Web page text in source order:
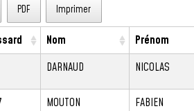
PDF Imprimer
Nom Prénom
DARNAUD NICOLAS
MOUTON FABIEN